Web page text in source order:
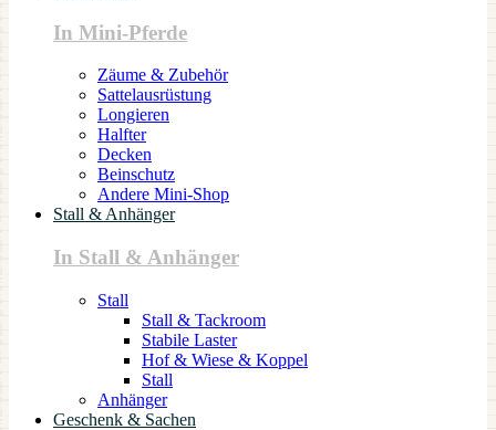
In Mini-Pferde
Zäume & Zubehör
Sattelausrüstung
Longieren
Halfter
Decken
Beinschutz
Andere Mini-Shop
Stall & Anhänger
In Stall & Anhänger
Stall
Stall & Tackroom
Stabile Laster
Hof & Wiese & Koppel
Stall
Anhänger
Geschenk & Sachen